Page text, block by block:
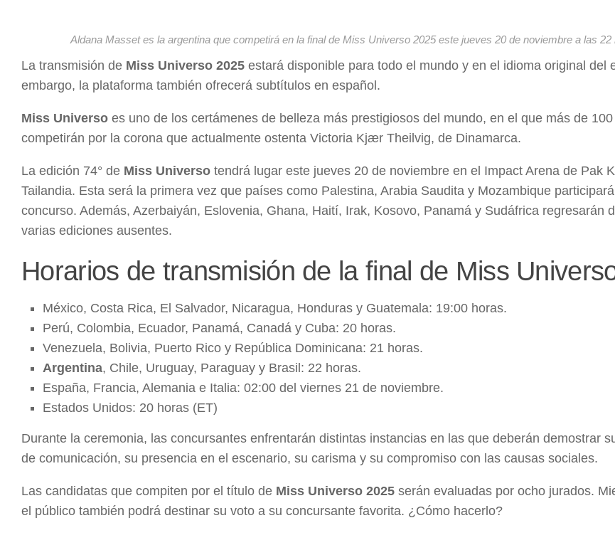
Aldana Masset es la argentina que competirá en la final de Miss Universo 2025 este jueves 20 de noviembre a las 22
La transmisión de Miss Universo 2025 estará disponible para todo el mundo y en el idioma original del
embargo, la plataforma también ofrecerá subtítulos en español.
Miss Universo es uno de los certámenes de belleza más prestigiosos del mundo, en el que más de
competirán por la corona que actualmente ostenta Victoria Kjær Theilvig, de Dinamarca.
La edición 74° de Miss Universo tendrá lugar este jueves 20 de noviembre en el Impact Arena de Pak
Tailandia. Esta será la primera vez que países como Palestina, Arabia Saudita y Mozambique
concurso. Además, Azerbaiyán, Eslovenia, Ghana, Haití, Irak, Kosovo, Panamá y Sudáfrica regresarán
varias ediciones ausentes.
Horarios de transmisión de la final de Miss
México, Costa Rica, El Salvador, Nicaragua, Honduras y Guatemala: 19:00 horas.
Perú, Colombia, Ecuador, Panamá, Canadá y Cuba: 20 horas.
Venezuela, Bolivia, Puerto Rico y República Dominicana: 21 horas.
Argentina, Chile, Uruguay, Paraguay y Brasil: 22 horas.
España, Francia, Alemania e Italia: 02:00 del viernes 21 de noviembre.
Estados Unidos: 20 horas (ET)
Durante la ceremonia, las concursantes enfrentarán distintas instancias en las que deberán demostrar
de comunicación, su presencia en el escenario, su carisma y su compromiso con las causas sociales.
Las candidatas que compiten por el título de Miss Universo 2025 serán evaluadas por ocho jurados.
el público también podrá destinar su voto a su concursante favorita. ¿Cómo hacerlo?